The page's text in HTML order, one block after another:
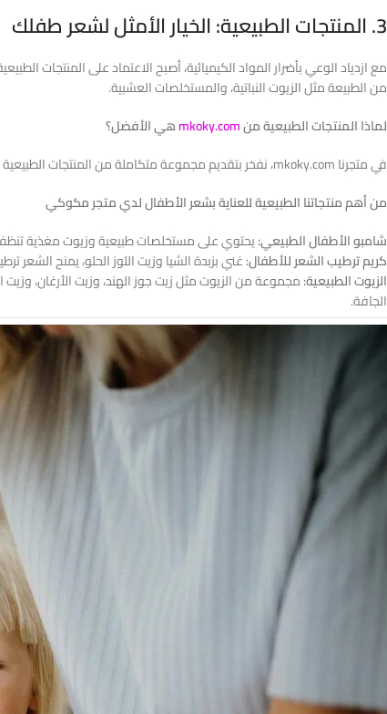
3. المنتجات الطبيعية: الخيار الأمثل لشعر طفلك
مع ازدياد الوعي بأضرار المواد الكيميائية، أصبح الاعتماد على المنتجات
من الطبيعة مثل الزيوت النباتية، والمستخلصات العشبية.
لماذا المنتجات الطبيعية منmkoky.comهي الأفضل؟
في متجرنا mkoky.com، نفخر بتقديم مجموعة متكاملة من المنتجات الطبيعية للعناية بشعر الأطفال، والتي تم تصميمها خصيصاً لتلبية احتياجات شعرهم الحساس. تتميز منتجاتنا بتركيبتها الفريدة التي تجمع بين الفعالية والأمان.
من أهم منتجاتنا الطبيعية للعناية بشعر الأطفال لدي متجر مكوكي
شامبو الأطفال الطبيعي:يحتوي على مستخلصات طبيعية وزيوت مغذية
كريم ترطيب الشعر للأطفال:غني بزبدة الشيا وزيت اللوز الحلو، يمنح
الزيوت الطبيعية:مجموعة من الزيوت مثل زيت جوز الهند، وزيت الأرغان،
الجافة.